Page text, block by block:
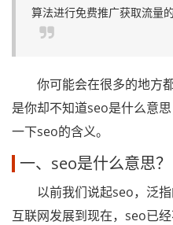
算法进行免费推广获取流量的
你可能会在很多的地方都
是你却不知道seo是什么意
一下seo的含义。
一、seo是什么意思？
以前我们说起seo，泛指
互联网发展到现在，seo已